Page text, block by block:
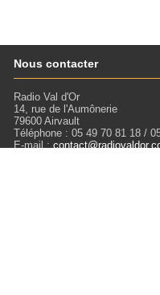
Nous contacter
Radio Val d'Or
14, rue de l'Aumônerie
79600 Airvault
Téléphone : 05 49 70 81 18 /
E-mail :